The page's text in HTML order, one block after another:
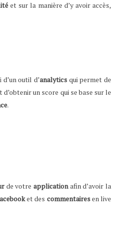
et sur la manière d’y avoir accès,
outil d’analyticsqui permet de
un score qui se base sur le
.
de votreapplicationafin d’avoir la
et des commentairesen live